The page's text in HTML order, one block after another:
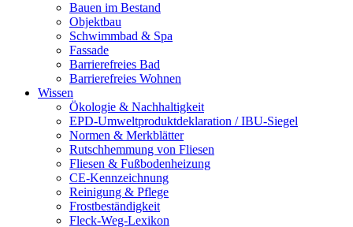
Bauen im Bestand
Objektbau
Schwimmbad & Spa
Fassade
Barrierefreies Bad
Barrierefreies Wohnen
Wissen
Ökologie & Nachhaltigkeit
EPD-Umweltproduktdeklaration / IBU-Siegel
Normen & Merkblätter
Rutschhemmung von Fliesen
Fliesen & Fußbodenheizung
CE-Kennzeichnung
Reinigung & Pflege
Frostbeständigkeit
Fleck-Weg-Lexikon